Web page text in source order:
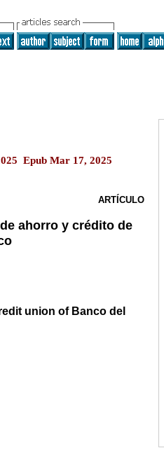
Epub Mar 17, 2025
ARTÍCULO
ahorro y crédito de
union of Banco del